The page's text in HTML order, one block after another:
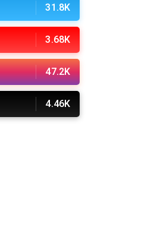
31.8K
3.68K
47.2K
4.46K